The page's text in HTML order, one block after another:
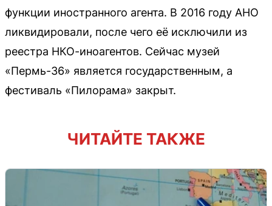
функции иностранного агента. В 2016 году АНО
ликвидировали, после чего её исключили из
реестра НКО-иноагентов. Сейчас музей
«Пермь-36» является государственным, а
фестиваль «Пилорама» закрыт.
ЧИТАЙТЕ ТАКЖЕ